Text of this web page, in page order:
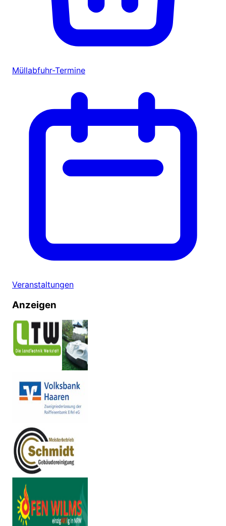
Müllabfuhr-Termine
Veranstaltungen
Anzeigen